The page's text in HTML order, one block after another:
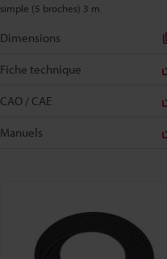
simple (5 broches) 3 m
Dimensions
Fiche technique
CAO / CAE
Manuels